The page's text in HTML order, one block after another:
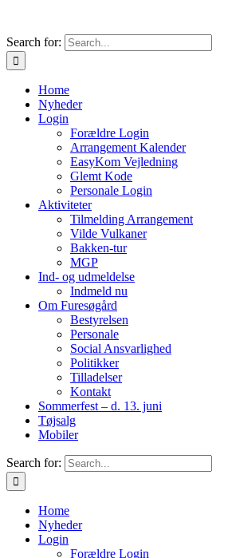
Search for:
Home
Nyheder
Login
Forældre Login
Arrangement Kalender
EasyKom Vejledning
Glemt Kode
Personale Login
Aktiviteter
Tilmelding Arrangement
Vilde Vulkaner
Bakken-tur
MGP
Ind- og udmeldelse
Indmeld nu
Om Furesøgård
Bestyrelsen
Personale
Social Ansvarlighed
Politikker
Tilladelser
Kontakt
Sommerfest – d. 13. juni
Tøjsalg
Mobiler
Search for:
Home
Nyheder
Login
Forældre Login